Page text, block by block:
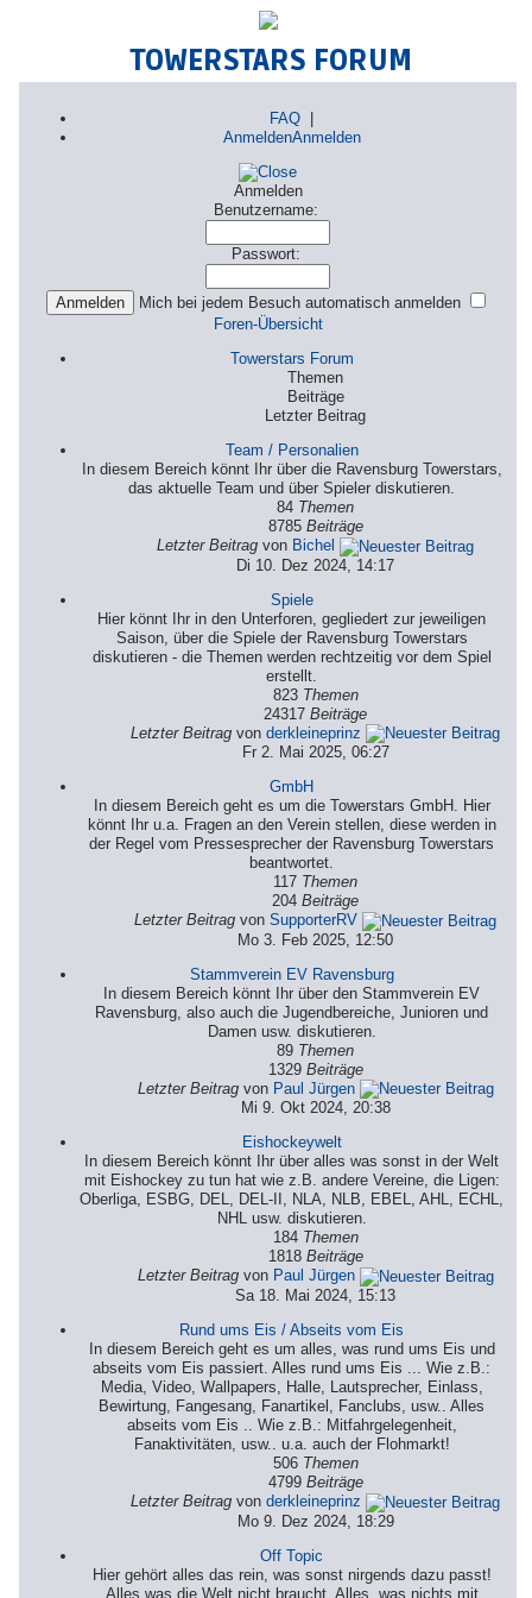
TOWERSTARS FORUM
FAQ |
AnmeldenAnmelden
Anmelden
Benutzername:
Passwort:
Mich bei jedem Besuch automatisch anmelden
Foren-Übersicht
Towerstars Forum
Themen
Beiträge
Letzter Beitrag
Team / Personalien
In diesem Bereich könnt Ihr über die Ravensburg Towerstars,
das aktuelle Team und über Spieler diskutieren.
84 Themen
8785 Beiträge
Letzter Beitrag von Bichel
Di 10. Dez 2024, 14:17
Spiele
Hier könnt Ihr in den Unterforen, gegliedert zur jeweiligen
Saison, über die Spiele der Ravensburg Towerstars
diskutieren - die Themen werden rechtzeitig vor dem Spiel
erstellt.
823 Themen
24317Beiträge
Letzter Beitrag vonderkleineprinz
Fr 2. Mai 2025, 06:27
GmbH
In diesem Bereich geht es um die Towerstars GmbH. Hier
könnt Ihr u.a. Fragen an den Verein stellen, diese werden in
der Regel vom Pressesprecher der Ravensburg Towerstars
beantwortet.
117 Themen
204Beiträge
Letzter Beitrag vonSupporterRV
Mo 3. Feb 2025, 12:50
Stammverein EV Ravensburg
In diesem Bereich könnt Ihr über den Stammverein EV
Ravensburg, also auch die Jugendbereiche, Junioren und
Damen usw. diskutieren.
89 Themen
1329 Beiträge
Letzter Beitragvon Paul Jürgen
Mi 9. Okt 2024, 20:38
Eishockeywelt
In diesem Bereich könnt Ihr über alles was sonst in der Welt
mit Eishockey zu tun hat wie z.B. andere Vereine, die Ligen:
Oberliga, ESBG, DEL, DEL-II, NLA, NLB, EBEL, AHL, ECHL,
NHL usw. diskutieren.
184 Themen
1818 Beiträge
Letzter Beitragvon Paul Jürgen
Sa 18. Mai 2024, 15:13
Rund ums Eis / Abseits vom Eis
In diesem Bereich geht es um alles, was rund ums Eis und
abseits vom Eis passiert. Alles rund ums Eis ... Wie z.B.:
Media, Video, Wallpapers, Halle, Lautsprecher, Einlass,
Bewirtung, Fangesang, Fanartikel, Fanclubs, usw.. Alles
abseits vom Eis .. Wie z.B.: Mitfahrgelegenheit,
Fanaktivitäten, usw.. u.a. auch der Flohmarkt!
506 Themen
4799 Beiträge
Letzter Beitrag vonderkleineprinz
Mo 9. Dez 2024, 18:29
Off Topic
Hier gehört alles das rein, was sonst nirgends dazu passt!
Alles was die Welt nicht braucht. Alles, was nichts mit